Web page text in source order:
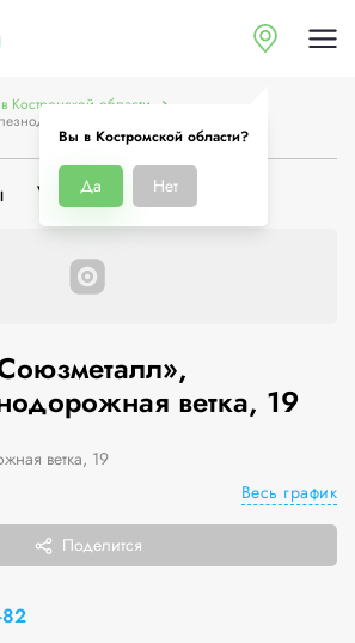
Вы в Костромской области?
Да Нет
Костромской области
ветка, 19
Услуги О компании
ветка, 19
ветка, 19
Весь график
Поделится